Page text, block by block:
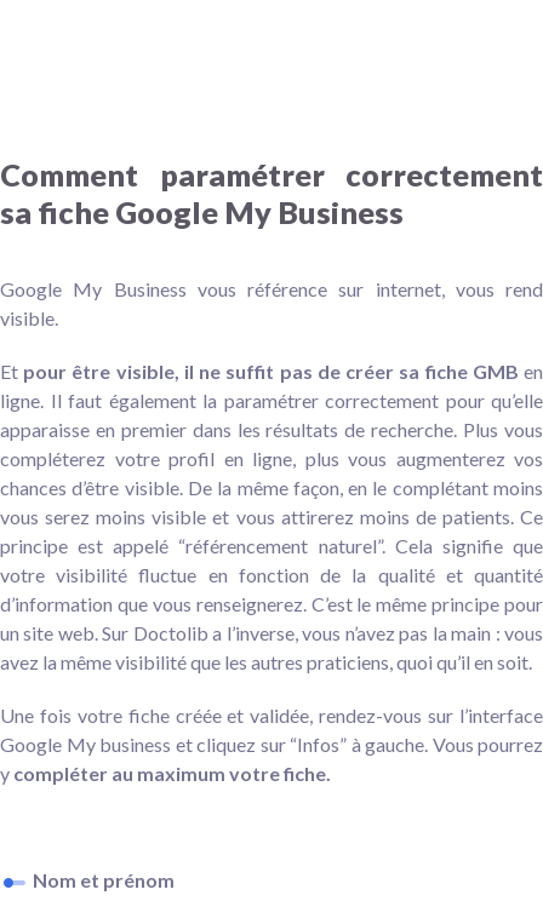
Comment paramétrer correctement
sa fiche Google My Business
Google My Business vous référence sur internet, vous rend
visible.
Et pour être visible, il ne suffit pas de créer sa fiche GMB en
ligne. Il faut également la paramétrer correctement pour qu’elle
apparaisse en premier dans les résultats de recherche. Plus vous
compléterez votre profil en ligne, plus vous augmenterez vos
chances d’être visible. De la même façon, en le complétant moins
vous serez moins visible et vous attirerez moins de patients. Ce
principe est appelé “référencement naturel”. Cela signifie que
votre visibilité fluctue en fonction de la qualité et quantité
d’information que vous renseignerez. C’est le même principe pour
un site web. Sur Doctolib a l’inverse, vous n’avez pas la main : vous
avez la même visibilité que les autres praticiens, quoi qu’il en soit.
Une fois votre fiche créée et validée, rendez-vous sur l’interface
Google My business et cliquez sur “Infos” à gauche. Vous pourrez
y compléter au maximum votre fiche.
Nom et prénom